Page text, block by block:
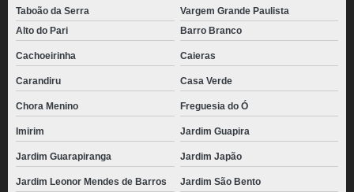
Taboão da Serra
Vargem Grande Paulista
Alto do Pari
Barro Branco
Cachoeirinha Caieras
Carandiru Casa Verde
Chora Menino Freguesia do Ó
Imirim Jardim Guapira
Jardim Guarapiranga Jardim Japão
Jardim Leonor Mendes de Barros Jardim São Bento